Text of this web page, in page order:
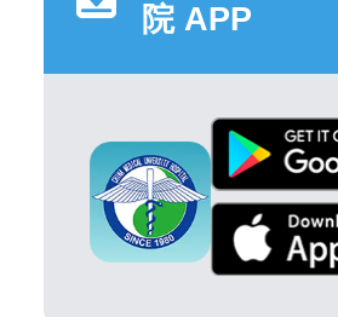
院 APP